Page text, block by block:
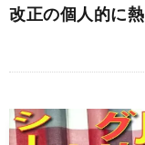
改正の個人的に